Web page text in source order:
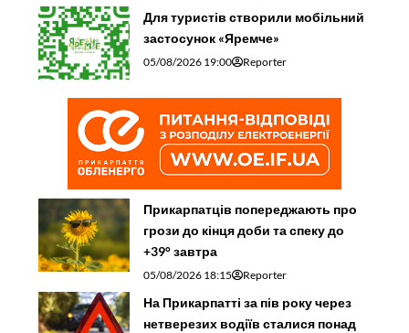
Для туристів створили мобільний
застосунок «Яремче»
05/08/2026 19:00 Reporter
Прикарпатців попереджають про
грози до кінця доби та спеку до
+39° завтра
05/08/2026 18:15 Reporter
На Прикарпатті за пів року через
нетверезих водіїв сталися понад